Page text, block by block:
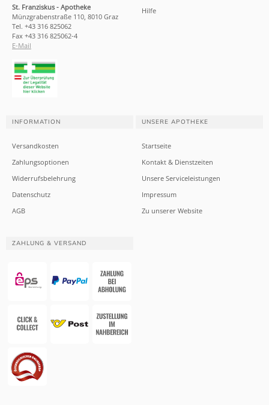
St. Franziskus - Apotheke
Münzgrabenstraße 110, 8010 Graz
Tel. +43 316 825062
Fax +43 316 825062-4
E-Mail
Hilfe
INFORMATION
Versandkosten
Zahlungsoptionen
Widerrufsbelehrung
Datenschutz
AGB
UNSERE APOTHEKE
Startseite
Kontakt & Dienstzeiten
Unsere Serviceleistungen
Impressum
Zu unserer Website
ZAHLUNG & VERSAND